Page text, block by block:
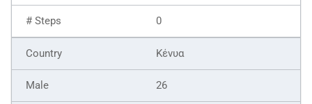
0
Κένυα
26